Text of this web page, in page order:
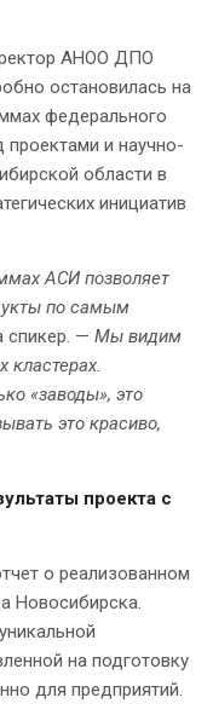
АНОО ДПО
остановилась на
федерального
проектами и научно-
области в
инициатив
АСИ позволяет
по самым
спикер. — Мы видим
кластерах.
«заводы», это
это красиво,
проекта с
о реализованном
Новосибирска.
на подготовку
для предприятий.